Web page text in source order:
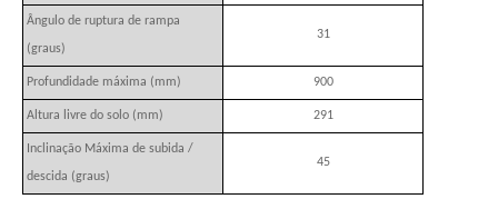
Ângulo de ruptura de rampa
(graus)
31
Profundidade máxima (mm) 900
Altura livre do solo (mm) 291
Inclinação Máxima de subida /
descida (graus)
45